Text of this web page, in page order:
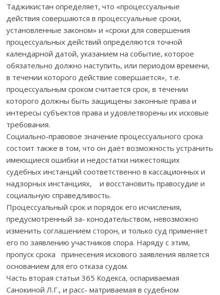
Таджикистан определяет, что «процессуальные
действия совершаются в процессуальные сроки,
установленные законом» и «сроки для совершения
процессуальных действий определяются точной
календарной датой, указанием на событие, которое
обязательно должно наступить, или периодом времени,
в течении которого действие совершается», т.е.
процессуальным сроком считается срок, в течении
которого должны быть защищены законные права и
интересы субъектов права и удовлетворены их исковые
требования.
Социально-правовое значение процессуального срока
состоит также в том, что он даёт возможность устранить
имеющиеся ошибки и недостатки нижестоящих
судебных инстанций соответственно в кассационных и
надзорных инстанциях, и восстановить правосудие и
социальную справедливость.
Процессуальный срок и порядок его исчисления,
предусмотренный за- конодательством, невозможно
изменить соглашением сторон, и только суд применяет
его по заявлению участников спора. Наряду с этим,
пропуск срока принесения искового заявления является
основанием для его отказа судом.
Часть вторая статьи 365 Кодекса, оспариваемая
Санокиной Л.Г., и расс- матриваемая в судебном